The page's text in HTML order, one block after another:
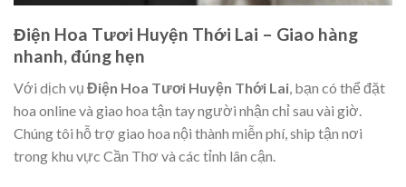
Điện Hoa Tươi Huyện Thới Lai – Giao hàng
nhanh, đúng hẹn
Với dịch vụ Điện Hoa Tươi Huyện Thới Lai, bạn có thể đặt
hoa online và giao hoa tận tay người nhận chỉ sau vài giờ.
Chúng tôi hỗ trợ giao hoa nội thành miễn phí, ship tận nơi
trong khu vực Cần Thơ và các tỉnh lân cận.